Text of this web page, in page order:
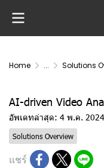
Home ... Solutions
AI-driven Video
อัพเดทล่าสุด: 4 พ.ค. 2024
Solutions Overview
แชร์